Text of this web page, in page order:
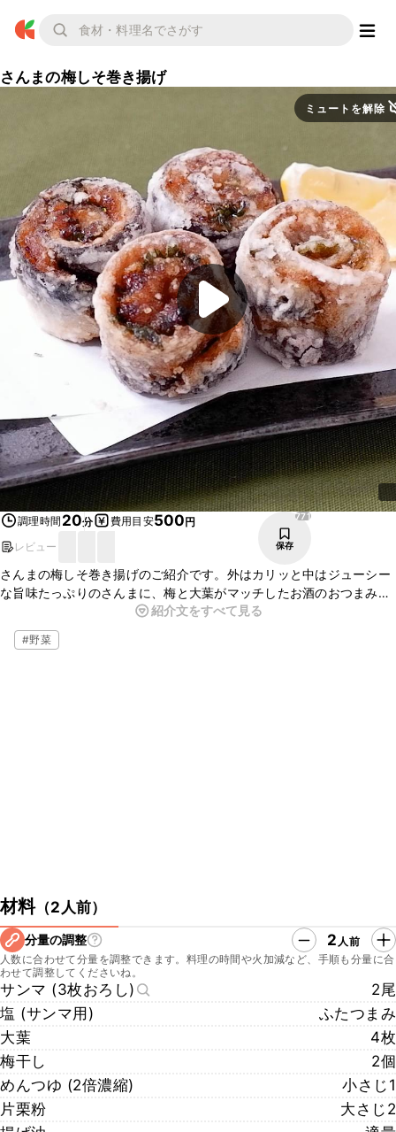
さんまの梅しそ巻き揚げ
ミュートを解除
調理時間 20分 費用目安500円
レビュー
771
保存
さんまの梅しそ巻き揚げのご紹介です。外はカリッと中はジューシー
な旨味たっぷりのさんまに、梅と大葉がマッチしたお酒のおつまみに
もぴったりな一品です。一口サイズで食べやすいので、お子様にもお
すすめですよ。今夜のおかずにいかがでしょうか。ぜひ、お試しくだ
さいね。
紹介文をすべて見る
#野菜
材料（2人前）
分量の調整 2 人前
人数に合わせて分量を調整できます。料理の時間や火加減など、手順も分量に合
わせて調整してくださいね。
サンマ (3枚おろし)
2尾
塩 (サンマ用)
ふたつまみ
大葉
4枚
梅干し
2個
めんつゆ (2倍濃縮)
小さじ1
片栗粉
大さじ2